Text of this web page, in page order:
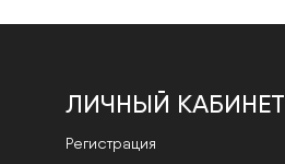
ЛИЧНЫЙ КАБИНЕТ
Регистрация